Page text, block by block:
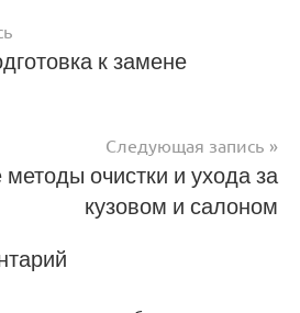
к замене
Следующая запись
очистки и ухода за
кузовом и салоном